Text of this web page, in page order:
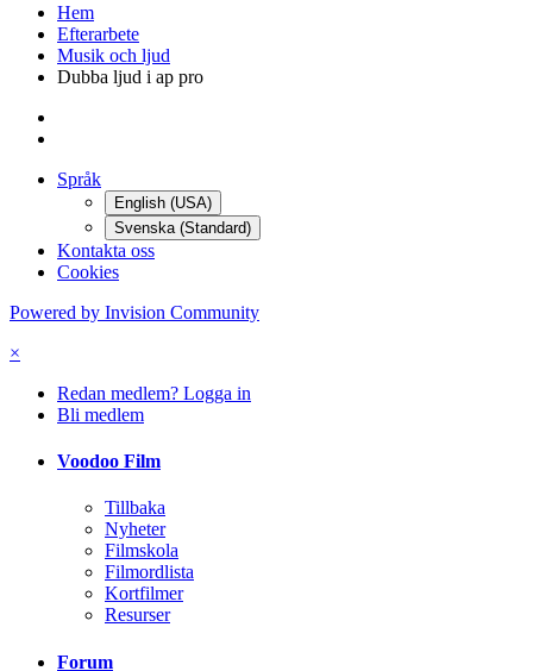
Hem
Efterarbete
Musik och ljud
Dubba ljud i ap pro
Språk
English (USA)
Svenska (Standard)
Kontakta oss
Cookies
Powered by Invision Community
×
Redan medlem? Logga in
Bli medlem
Voodoo Film
Tillbaka
Nyheter
Filmskola
Filmordlista
Kortfilmer
Resurser
Forum